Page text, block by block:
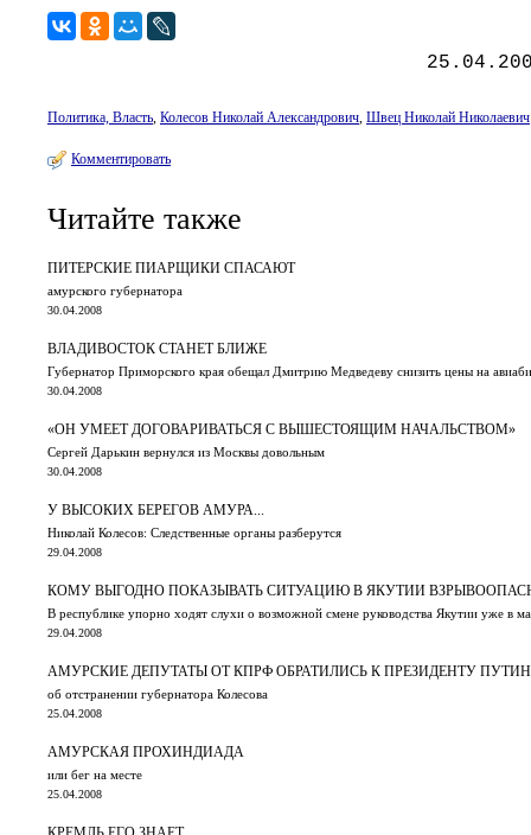
Политика, Власть, Колесов Николай Александрович, Швец Николай Николаевич
Комментировать
Читайте также
ПИТЕРСКИЕ ПИАРЩИКИ СПАСАЮТ
амурского губернатора
30.04.2008
ВЛАДИВОСТОК СТАНЕТ БЛИЖЕ
Губернатор Приморского края обещал Дмитрию Медведеву снизить цены на
30.04.2008
«ОН УМЕЕТ ДОГОВАРИВАТЬСЯ С ВЫШЕСТОЯЩИМ НАЧАЛЬСТВОМ»
Сергей Дарькин вернулся из Москвы довольным
30.04.2008
У ВЫСОКИХ БЕРЕГОВ АМУРА...
Николай Колесов: Следственные органы разберутся
29.04.2008
КОМУ ВЫГОДНО ПОКАЗЫВАТЬ СИТУАЦИЮ В ЯКУТИИ
В республике упорно ходят слухи о возможной смене руководства Якутии уже в
29.04.2008
АМУРСКИЕ ДЕПУТАТЫ ОТ КПРФ ОБРАТИЛИСЬ К ПРЕЗИДЕНТУ
об отстранении губернатора Колесова
25.04.2008
АМУРСКАЯ ПРОХИНДИАДА
или бег на месте
25.04.2008